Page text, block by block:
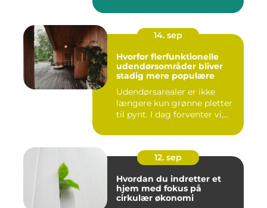
14. sep
Hvorfor flerfunktionelle
udendørsområder bliver
stadig mere populære
Udendørsarealer er ikke
længere kun grønne pletter
til pynt. I dag forventer vi,...
12. sep
Hvordan du indretter et
hjem med fokus på
cirkulær økonomi